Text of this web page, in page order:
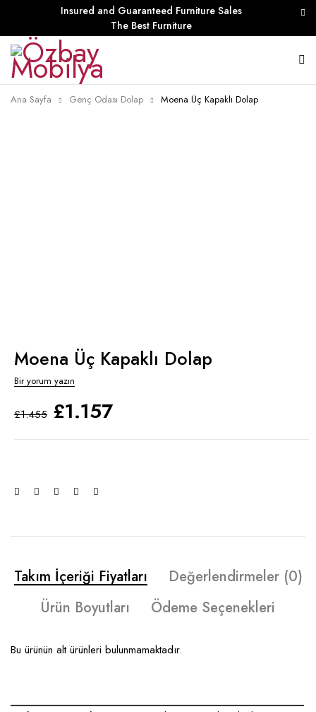
Insured and Guaranteed Furniture Sales
The Best Furniture
Ana Sayfa Genç Odası Dolap Moena Üç Kapaklı Dolap
Moena Üç Kapaklı Dolap
Bir yorum yazın
£1.455 £1.157
Takım İçeriği Fiyatları
Değerlendirmeler (0)
Ürün Boyutları
Ödeme Seçenekleri
Bu ürünün alt ürünleri bulunmamaktadır.
____________________________________________________